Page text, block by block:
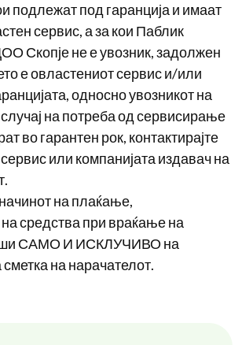
подлежат под гаранција и имаат
сервис, а за кои Паблик
Скопје не е увозник, задолжен
е овластениот сервис и/или
односно увозникот на
на потреба од сервисирање
во гарантен рок, контактирајте
или компанијата издавач на
на плаќање,
средства при враќање на
САМО И ИСКЛУЧИВО на
на нарачателот.